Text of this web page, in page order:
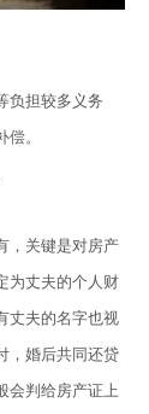
负担较多义务
。
，关键是对房产
为丈夫的个人财
丈夫的名字也视
，婚后共同还贷
会判给房产证上